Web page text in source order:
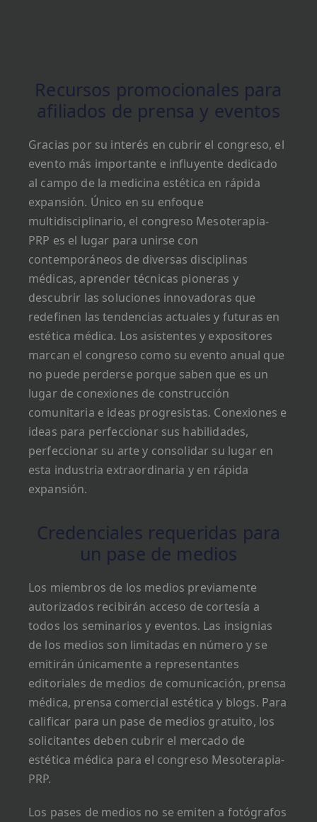
Recursos promocionales para
afiliados de prensa y eventos
Gracias por su interés en cubrir el congreso, el
evento más importante e influyente dedicado
al campo de la medicina estética en rápida
expansión. Único en su enfoque
multidisciplinario, el congreso Mesoterapia-
PRP es el lugar para unirse con
contemporáneos de diversas disciplinas
médicas, aprender técnicas pioneras y
descubrir las soluciones innovadoras que
redefinen las tendencias actuales y futuras en
estética médica. Los asistentes y expositores
marcan el congreso como su evento anual que
no puede perderse porque saben que es un
lugar de conexiones de construcción
comunitaria e ideas progresistas. Conexiones e
ideas para perfeccionar sus habilidades,
perfeccionar su arte y consolidar su lugar en
esta industria extraordinaria y en rápida
expansión.
Credenciales requeridas para
un pase de medios
Los miembros de los medios previamente
autorizados recibirán acceso de cortesía a
todos los seminarios y eventos. Las insignias
de los medios son limitadas en número y se
emitirán únicamente a representantes
editoriales de medios de comunicación, prensa
médica, prensa comercial estética y blogs. Para
calificar para un pase de medios gratuito, los
solicitantes deben cubrir el mercado de
estética médica para el congreso Mesoterapia-
PRP.
Los pases de medios no se emiten a fotógrafos